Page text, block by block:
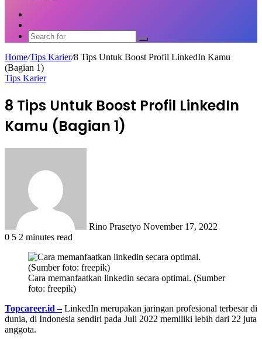
skin
Search
for
Home/Tips Karier/8 Tips Untuk Boost Profil LinkedIn Kamu
(Bagian 1)
Tips Karier
8 Tips Untuk Boost Profil LinkedIn
Kamu (Bagian 1)
Rino Prasetyo November 17, 2022
0 5 2 minutes read
Cara memanfaatkan linkedin secara optimal. (Sumber
foto: freepik)
Topcareer.id –LinkedIn merupakan jaringan profesional terbesar di
dunia, di Indonesia sendiri pada Juli 2022 memiliki lebih dari 22 juta
anggota.